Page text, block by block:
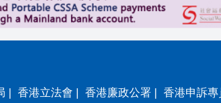
| 香港立法會 | 香港廉政公署 | 香港申訴